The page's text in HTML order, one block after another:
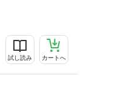
試し読み カートへ